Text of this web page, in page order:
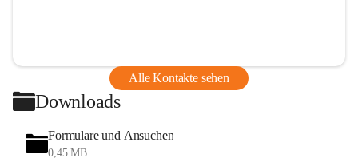
Alle Kontakte sehen
Downloads
Formulare und Ansuchen
0,45 MB